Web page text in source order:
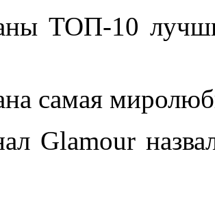
ТОП-10
самая
Glamour